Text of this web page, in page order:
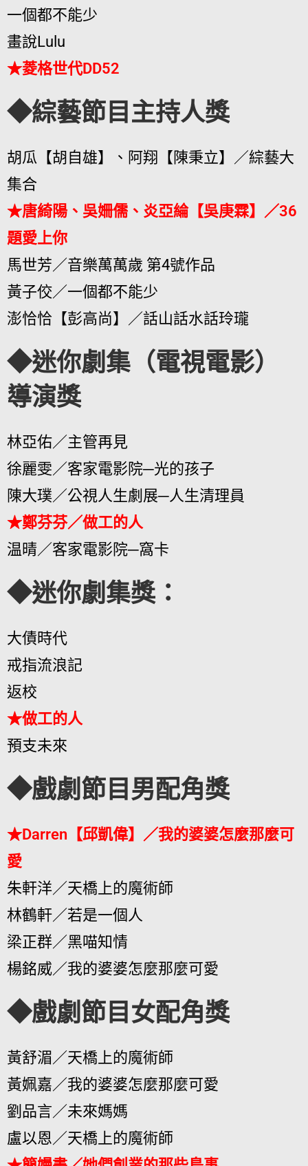
一個都不能少
畫說Lulu
★菱格世代DD52
◆綜藝節目主持人獎
胡瓜【胡自雄】、阿翔【陳秉立】／綜藝大
集合
★唐綺陽、吳姍儒、炎亞綸【吳庚霖】／36
題愛上你
馬世芳／音樂萬萬歲 第4號作品
黃子佼／一個都不能少
澎恰恰【彭高尚】／話山話水話玲瓏
◆迷你劇集（電視電影）
導演獎
林亞佑／主管再見
徐麗雯／客家電影院─光的孩子
陳大璞／公視人生劇展─人生清理員
★鄭芬芬／做工的人
温晴／客家電影院─窩卡
◆迷你劇集獎：
大債時代
戒指流浪記
返校
★做工的人
預支未來
◆戲劇節目男配角獎
★Darren【邱凱偉】／我的婆婆怎麼那麼可
愛
朱軒洋／天橋上的魔術師
林鶴軒／若是一個人
梁正群／黑喵知情
楊銘威／我的婆婆怎麼那麼可愛
◆戲劇節目女配角獎
黃舒湄／天橋上的魔術師
黃姵嘉／我的婆婆怎麼那麼可愛
劉品言／未來媽媽
盧以恩／天橋上的魔術師